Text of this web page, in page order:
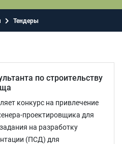
Тендеры
по строительству
конкурс на привлечение
проектировщика для
на разработку
(ПСД) для